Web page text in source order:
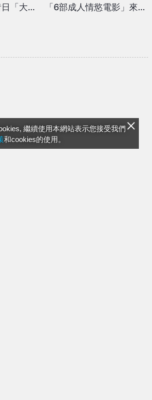
繼續使用本網站表示您接受我們
和cookies的使用。
「大氣
「6部成人情慾電影」來